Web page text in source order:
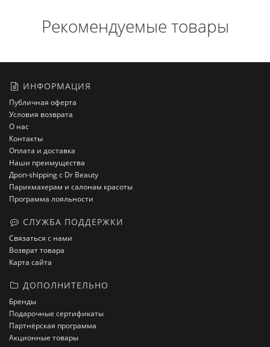
Рекомендуемые товары
ИНФОРМАЦИЯ
Публичная оферта
Условия возврата
О нас
Контакты
Оплата и доставка
Наши преимущества
Дроп-shipping с Dr Beauty
Парикмахерам и салонам красоты
Программа лояльности
СЛУЖБА ПОДДЕРЖКИ
Связаться с нами
Возврат товара
Карта сайта
ДОПОЛНИТЕЛЬНО
Бренды
Подарочные сертификаты
Партнёрская программа
Акционные товары